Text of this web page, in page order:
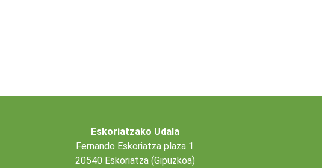
Eskoriatzako Udala
Fernando Eskoriatza plaza 1
20540 Eskoriatza (Gipuzkoa)